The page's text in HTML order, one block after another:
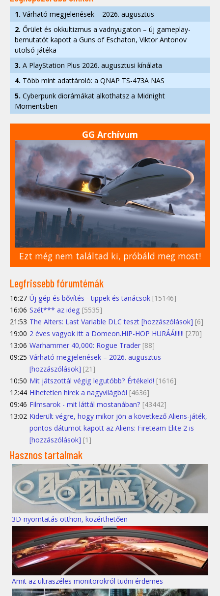
1. Várható megjelenések – 2026. augusztus
2. Őrület és okkultizmus a vadnyugaton – új gameplay-
bemutatót kapott a Guns of Eschaton, Viktor Antonov
utolsó játéka
3. A PlayStation Plus 2026. augusztusi kínálata
4. Több mint adattároló: a QNAP TS-473A NAS
5. Cyberpunk diorámákat alkothatsz a Midnight
Momentsben
GG Archívum
Ezt még nem találtad ki, próbáld meg most!
Legfrissebb fórumtémák
16:27 Új gép és bővítés - tippek és tanácsok [15146]
16:06 Szét*** az ideg [5535]
21:53 The Alters: Last Variable DLC teszt [hozzászólások] [6]
19:00 2 éves vagyok itt a Domeon.HIP-HOP HURÁÁ!!!!!! [270]
13:06 Warhammer 40,000: Rogue Trader [88]
09:25 Várható megjelenések – 2026. augusztus
[hozzászólások] [21]
10:50 Mit játszottál végig legutóbb? Értékeld! [1616]
12:44 Hihetetlen hírek a nagyvilágból [4636]
09:46 Filmsarok - mit láttál mostanában? [43442]
13:02 Kiderült végre, hogy mikor jön a következő Aliens-játék,
pontos dátumot kapott az Aliens: Fireteam Elite 2 is
[hozzászólások] [1]
Hasznos tartalmak
3D-nyomtatás otthon, közérthetően
Amit az ultraszéles monitorokról tudni érdemes